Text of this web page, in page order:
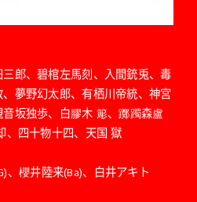
郎、碧棺左馬刻、入間銃兎、毒
夢野幻太郎、有栖川帝統、神宮
坂独歩、白膠木 簓、躑躅森盧
、四十物十四、天国 獄
、櫻井陸来(Ba)、白井アキト